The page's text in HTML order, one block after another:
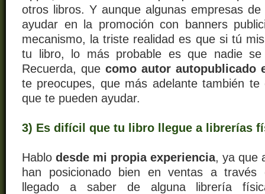
otros libros. Y aunque algunas empresas
ayudar en la promoción con banners
mecanismo, la triste realidad es que si tú
tu libro, lo más probable es que nadie
Recuerda, que como autor autopublicado
te preocupes, que más adelante también te
que te pueden ayudar.
3) Es difícil que tu libro llegue a librerías
Hablo desde mi propia experiencia, ya que
han posicionado bien en ventas a
llegado a saber de alguna librería